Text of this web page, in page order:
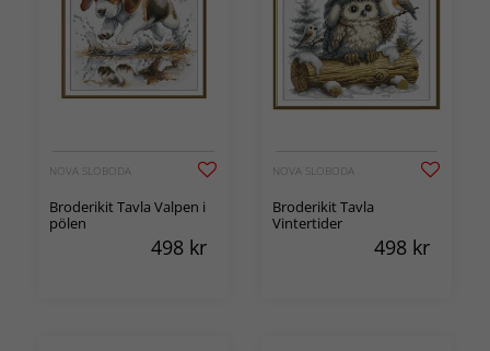
NOVA SLOBODA
Broderikit Tavla Valpen i
pölen
498 kr
NOVA SLOBODA
Broderikit Tavla
Vintertider
498 kr